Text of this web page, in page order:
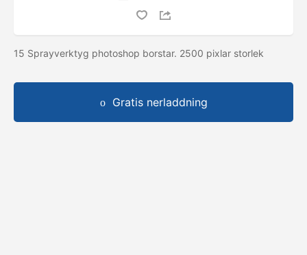
15 Sprayverktyg photoshop borstar. 2500 pixlar storlek
Gratis nerladdning